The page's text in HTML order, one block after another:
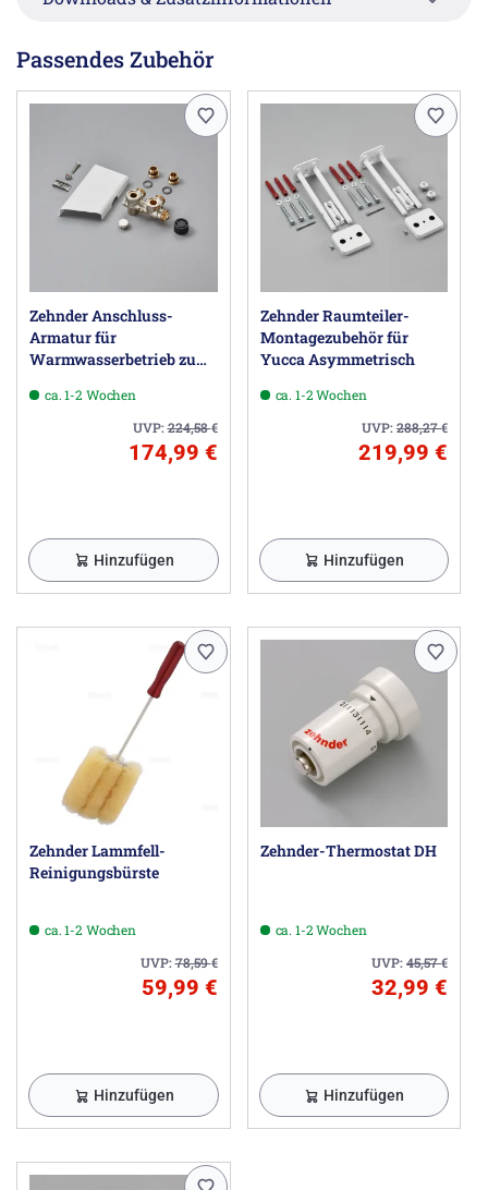
Herstellerinformationen
Zehnder Group Deutschland GmbH, Europastraße 10,
77933 Lahr DE, info@zehnder-systems.de
Passendes Zubehör
Zehnder Anschluss-
Armatur für
Warmwasserbetrieb zu
kurzca. 1-2 Wochen
UVP:224,58€
174,99 €
Hinzufügen
Zehnder Raumteiler-
Montagezubehör für
Yucca Asymmetrisch
ca. 1-2 Wochen
UVP:288,27€
219,99 €
Hinzufügen
Zehnder Lammfell-
Reinigungsbürste
ca. 1-2 Wochen
UVP:78,59€
59,99 €
Hinzufügen
Zehnder-Thermostat DH
ca. 1-2 Wochen
UVP:45,57€
32,99 €
Hinzufügen